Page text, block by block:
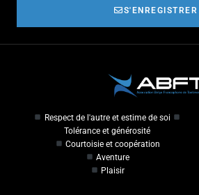
S'ENREGISTRER
Respect de l'autre et estime de soi
Tolérance et générosité
Courtoisie et coopération
Aventure
Plaisir